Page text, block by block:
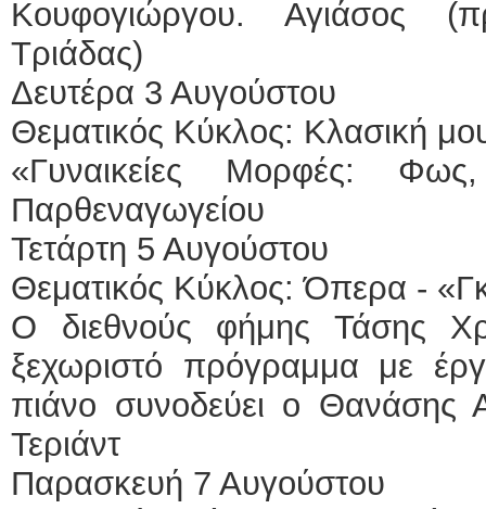
Κουφογιώργου. Αγιάσος
Τριάδας)
Δευτέρα 3 Αυγούστου
Θεματικός Κύκλος: Κλασική
«Γυναικείες Μορφές:
Παρθεναγωγείου
Τετάρτη 5 Αυγούστου
Θεματικός Κύκλος: Όπερα -
Ο διεθνούς φήμης Τάσης
ξεχωριστό πρόγραμμα με
πιάνο συνοδεύει ο Θανάσης
Τεριάντ
Παρασκευή 7 Αυγούστου